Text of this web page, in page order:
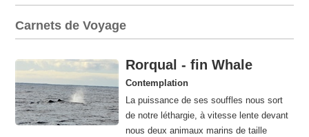
Carnets de Voyage
Rorqual - fin Whale
Contemplation
La puissance de ses souffles nous sort
de notre léthargie, à vitesse lente devant
nous deux animaux marins de taille